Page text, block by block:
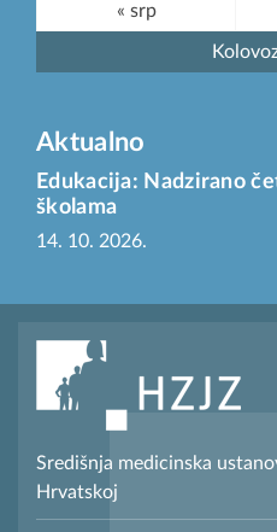
« srp
Aktualno
Edukacija: Nadzirano
školama
14. 10. 2026.
Središnja medicinska
Hrvatskoj